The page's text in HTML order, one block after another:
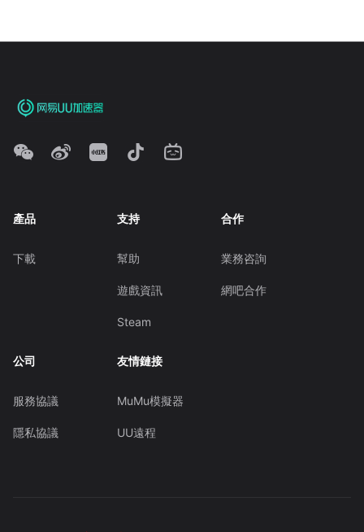
產品
下載
支持
幫助
遊戲資訊
Steam
合作
業務咨詢
網吧合作
公司
服務協議
隱私協議
友情鏈接
MuMu模擬器
UU遠程